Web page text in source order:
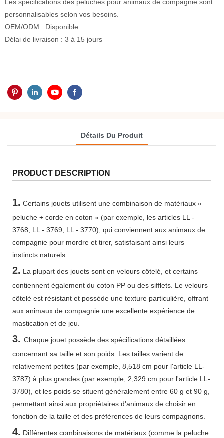
personnalisables selon vos besoins.
OEM/ODM : Disponible
Délai de livraison : 3 à 15 jours
Détails Du Produit
PRODUCT DESCRIPTION
1. Certains jouets utilisent une combinaison de matériaux «
peluche + corde en coton » (par exemple, les articles LL -
3768, LL - 3769, LL - 3770), qui conviennent aux animaux de
compagnie pour mordre et tirer, satisfaisant ainsi leurs
instincts naturels.
2. La plupart des jouets sont en velours côtelé, et certains
contiennent également du coton PP ou des sifflets. Le velours
côtelé est résistant et possède une texture particulière, offrant
aux animaux de compagnie une excellente expérience de
mastication et de jeu.
3. Chaque jouet possède des spécifications détaillées
concernant sa taille et son poids. Les tailles varient de
relativement petites (par exemple, 8,518 cm pour l'article LL-
3787) à plus grandes (par exemple, 2,329 cm pour l'article LL-
3780), et les poids se situent généralement entre 60 g et 90 g,
permettant ainsi aux propriétaires d'animaux de choisir en
fonction de la taille et des préférences de leurs compagnons.
4. Différentes combinaisons de matériaux (comme la peluche